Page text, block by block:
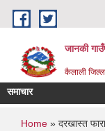
Skip to main content
जानकी
कैलाली
समाचार
Home» दरखास्त